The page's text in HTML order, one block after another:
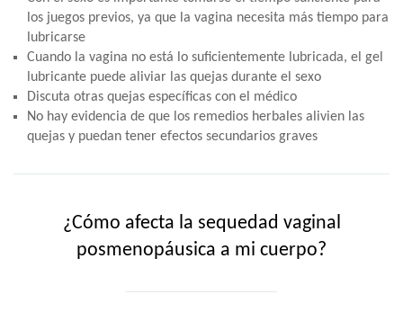
los juegos previos, ya que la vagina necesita más tiempo para
lubricarse
Cuando la vagina no está lo suficientemente lubricada, el gel
lubricante puede aliviar las quejas durante el sexo
Discuta otras quejas específicas con el médico
No hay evidencia de que los remedios herbales alivien las
quejas y puedan tener efectos secundarios graves
¿Cómo afecta la sequedad vaginal
posmenopáusica a mi cuerpo?